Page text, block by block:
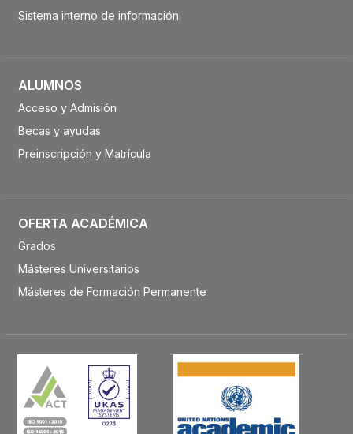
Sistema interno de información
ALUMNOS
Acceso y Admisión
Becas y ayudas
Preinscripción y Matrícula
OFERTA ACADÉMICA
Grados
Másteres Universitarios
Másteres de Formación Permanente